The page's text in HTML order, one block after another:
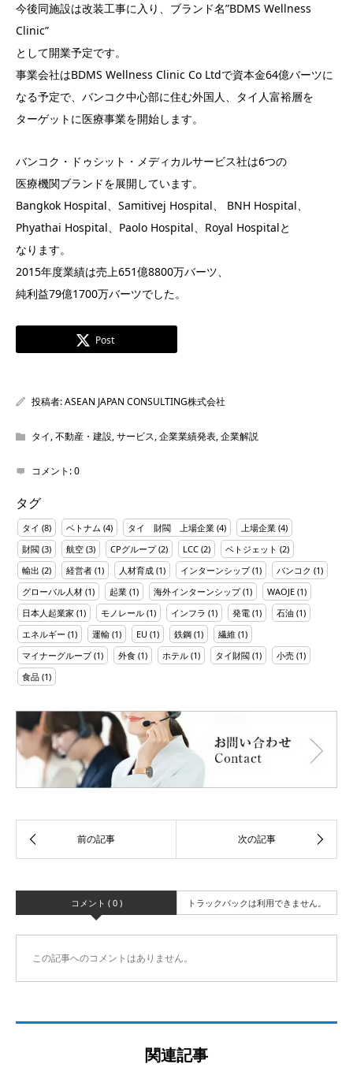
今後同施設は改装工事に入り、ブランド名”BDMS Wellness
Clinic”
として開業予定です。
事業会社はBDMS Wellness Clinic Co Ltdで資本金64億バーツに
なる予定で、バンコク中心部に住む外国人、タイ人富裕層を
ターゲットに医療事業を開始します。
バンコク・ドゥシット・メディカルサービス社は6つの
医療機関ブランドを展開しています。
Bangkok Hospital、Samitivej Hospital、 BNH Hospital、
Phyathai Hospital、Paolo Hospital、Royal Hospitalと
なります。
2015年度業績は売上651億8800万バーツ、
純利益79億1700万バーツでした。
Post
投稿者:ASEAN JAPAN CONSULTING株式会社
タイ,不動産・建設,サービス,企業業績発表,企業解説
コメント:0
タグ
タイ (8) ベトナム (4) タイ 財閥 上場企業 (4) 上場企業 (4)
財閥 (3) 航空 (3) CPグループ(2) LCC (2) ベトジェット (2)
輸出 (2) 経営者 (1) 人材育成 (1) インターンシップ(1) バンコク (1)
グローバル人材 (1) 起業 (1) 海外インターンシップ(1) WAOJE (1)
日本人起業家 (1) モノレール (1) インフラ (1) 発電 (1) 石油 (1)
エネルギー (1) 運輸 (1) EU (1) 鉄鋼 (1) 繊維 (1)
マイナーグループ(1) 外食 (1) ホテル (1) タイ財閥 (1) 小売 (1)
食品 (1)
コメント ( 0 ) トラックバックは利用できません。
この記事へのコメントはありません。
関連記事